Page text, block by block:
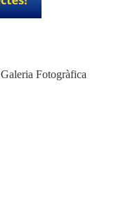
Galeria Fotogràfica